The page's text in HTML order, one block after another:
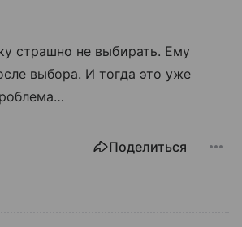
страшно не выбирать. Ему
выбора. И тогда это уже
Поделиться